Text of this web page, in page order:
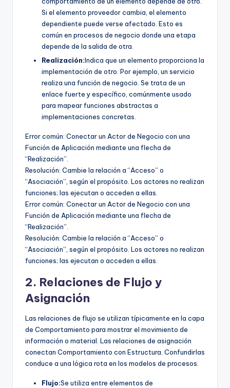
Si el elemento proveedor cambia, el elemento
dependiente puede verse afectado. Esto es
común en procesos de negocio donde una etapa
depende de la salida de otra.
Realización:Indica que un elemento proporciona la
implementación de otro. Por ejemplo, un servicio
realiza una función de negocio. Se trata de un
enlace fuerte y específico, comúnmente usado
para mapear funciones abstractas a
implementaciones concretas.
Error común: Conectar un Actor de Negocio con una
Función de Aplicación mediante una flecha de
“Realización”.
Resolución: Cambie la relación a “Acceso” o
“Asociación”, según el propósito. Los actores no realizan
funciones; las ejecutan o acceden a ellas.
Error común: Conectar un Actor de Negocio con una
Función de Aplicación mediante una flecha de
“Realización”.
Resolución: Cambie la relación a “Acceso” o
“Asociación”, según el propósito. Los actores no realizan
funciones; las ejecutan o acceden a ellas.
2. Relaciones de Flujo y
Asignación
Las relaciones de flujo se utilizan típicamente en la capa
de Comportamiento para mostrar el movimiento de
información o material. Las relaciones de asignación
conectan Comportamiento con Estructura. Confundirlas
conduce a una lógica rota en los modelos de procesos.
Flujo:Se utiliza entre elementos de